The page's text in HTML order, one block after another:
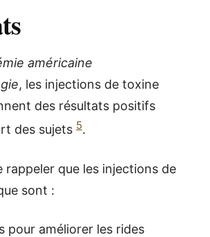
américaine
, les injections de toxine
des résultats positifs
des sujets 5.
rappeler que les injections de
sont :
pour améliorer les rides